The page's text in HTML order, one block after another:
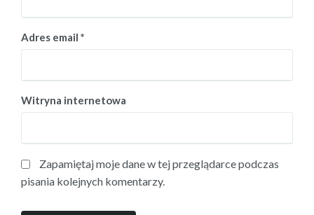
Adres email *
Witryna internetowa
Zapamiętaj moje dane w tej przeglądarce podczas
pisania kolejnych komentarzy.